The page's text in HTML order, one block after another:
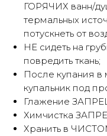
ГОРЯЧИХ ванн/
термальных
потускнеть от
НE сидеть на
повредить ткань;
После купания
купальник под
Глажение
Химчистка
Хранить в